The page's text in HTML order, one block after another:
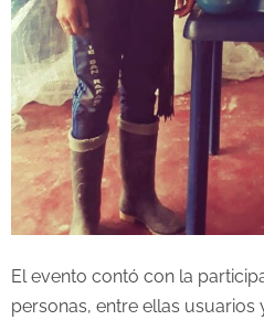
El evento contó con la
personas, entre ellas